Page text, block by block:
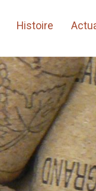
Histoire